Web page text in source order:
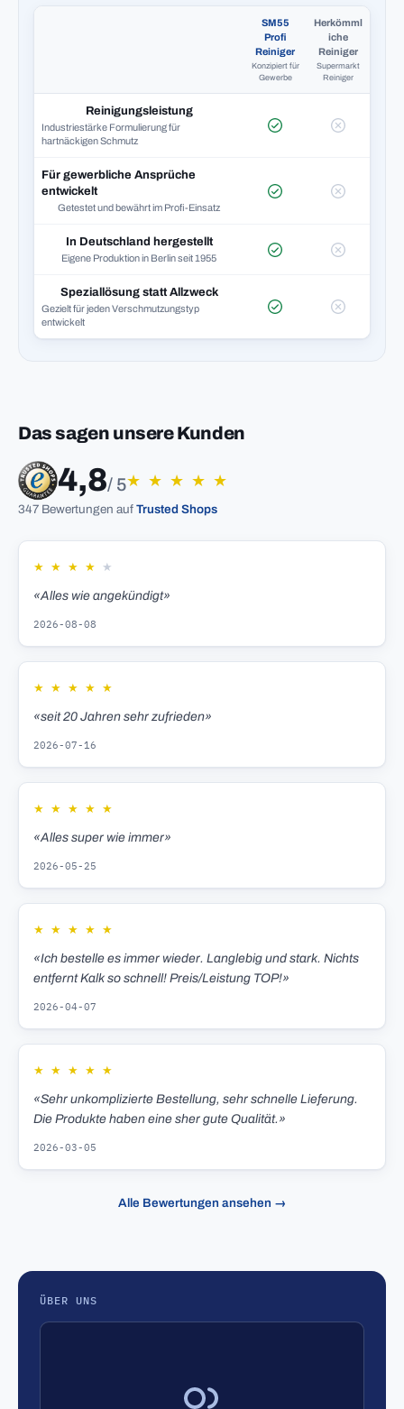
SM55
Profi
Reiniger
Konzipiert für
Gewerbe
Herkömml
iche
Reiniger
Supermarkt
Reiniger
Reinigungsleistung
Industriestärke Formulierung für
hartnäckigen Schmutz
Für gewerbliche Ansprüche
entwickelt
Getestet und bewährt im Profi-Einsatz
In Deutschland hergestellt
Eigene Produktion in Berlin seit 1955
Speziallösung statt Allzweck
Gezielt für jeden Verschmutzungstyp
entwickelt
Das sagen unsere Kunden
4,8/ 5★ ★ ★ ★ ★
347 Bewertungen auf Trusted Shops
★ ★ ★ ★ ★
«Alles wie angekündigt»
2026-08-08
★ ★ ★ ★ ★
«seit 20 Jahren sehr zufrieden»
2026-07-16
★ ★ ★ ★ ★
«Alles super wie immer»
2026-05-25
★ ★ ★ ★ ★
«Ich bestelle es immer wieder. Langlebig und stark. Nichts
entfernt Kalk so schnell! Preis/Leistung TOP!»
2026-04-07
★ ★ ★ ★ ★
«Sehr unkomplizierte Bestellung, sehr schnelle Lieferung.
Die Produkte haben eine sher gute Qualität.»
2026-03-05
Alle Bewertungen ansehen →
ÜBER UNS